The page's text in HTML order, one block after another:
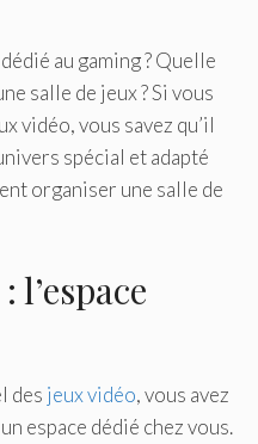
au gaming ? Quelle
salle de jeux ? Si vous
vidéo, vous savez qu’il
spécial et adapté
organiser une salle de
l’espace
des jeux vidéo, vous avez
espace dédié chez vous.